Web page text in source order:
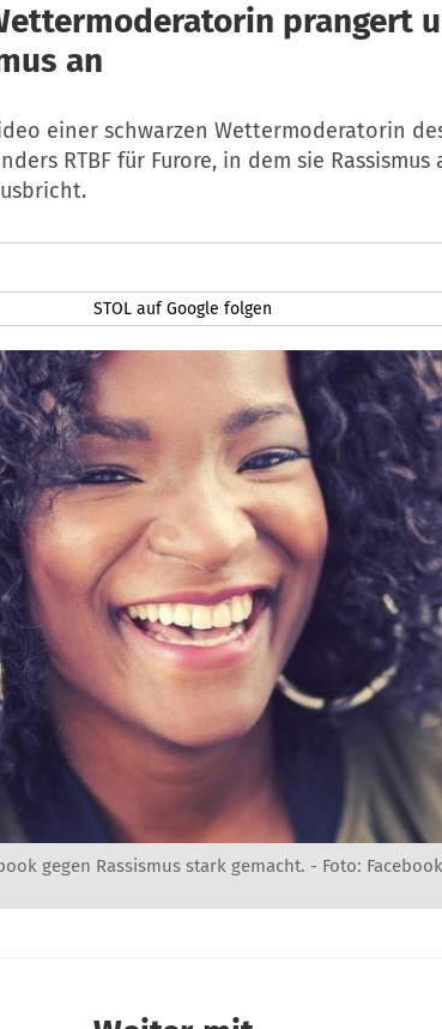
prangert
an
einer schwarzen Wettermoderatorin
RTBF für Furore, in dem sie
STOL auf Google folgen
gegen Rassismus stark gemacht. - Foto: Facebook